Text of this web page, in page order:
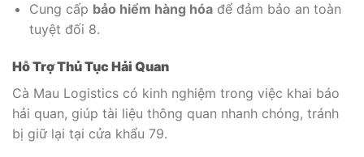
Cung cấp bảo hiểm hàng hóađể đảm bảo an toàn
tuyệt đối 8.
Hỗ Trợ Thủ Tục Hải Quan
Cà Mau Logistics có kinh nghiệm trong việc khai báo
hải quan, giúp tài liệu thông quan nhanh chóng, tránh
bị giữ lại tại cửa khẩu 79.